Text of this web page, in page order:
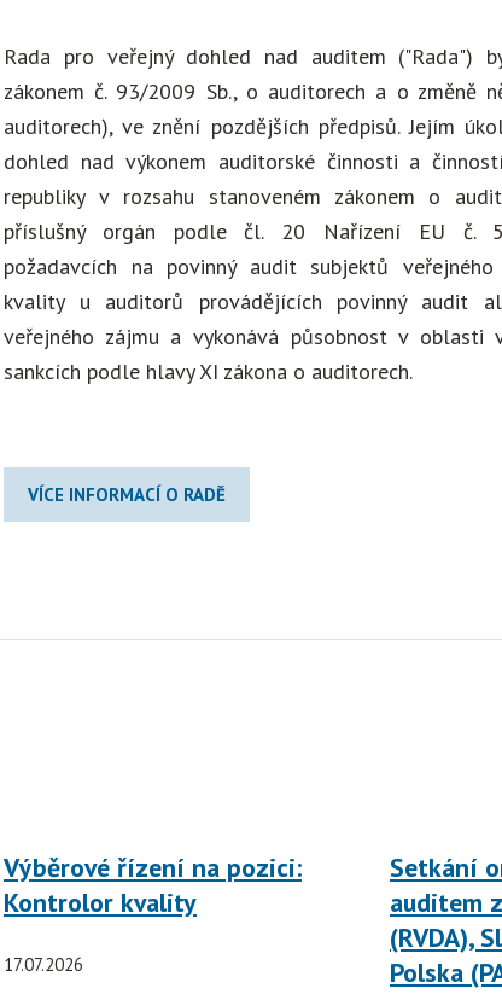
Rada pro veřejný dohled nad auditem ("Rada")
zákonem č. 93/2009 Sb., o auditorech a o změně
auditorech), ve znění pozdějších předpisů. Jejím
dohled nad výkonem auditorské činnosti a
republiky v rozsahu stanoveném zákonem o
příslušný orgán podle čl. 20 Nařízení EU č.
požadavcích na povinný audit subjektů
kvality u auditorů provádějících povinný audit
veřejného zájmu a vykonává působnost v oblasti
sankcích podle hlavy XI zákona o auditorech.
VÍCE INFORMACÍ O RADĚ
Výběrové řízení na pozici:
Kontrolor kvality
17.07.2026
Setkání
auditem
(RVDA),
Polska